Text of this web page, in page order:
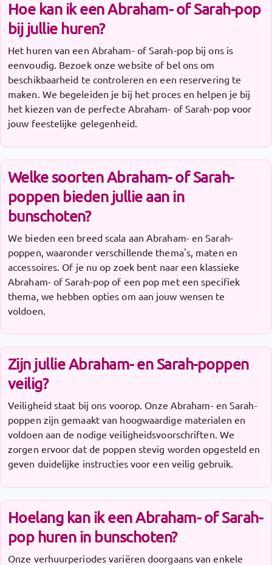
Hoe kan ik een Abraham- of Sarah-pop
bij jullie huren?
Het huren van een Abraham- of Sarah-pop bij ons is
eenvoudig. Bezoek onze website of bel ons om
beschikbaarheid te controleren en een reservering te
maken. We begeleiden je bij het proces en helpen je bij
het kiezen van de perfecte Abraham- of Sarah-pop voor
jouw feestelijke gelegenheid.
Welke soorten Abraham- of Sarah-
poppen bieden jullie aan in
bunschoten?
We bieden een breed scala aan Abraham- en Sarah-
poppen, waaronder verschillende thema's, maten en
accessoires. Of je nu op zoek bent naar een klassieke
Abraham- of Sarah-pop of een pop met een specifiek
thema, we hebben opties om aan jouw wensen te
voldoen.
Zijn jullie Abraham- en Sarah-poppen
veilig?
Veiligheid staat bij ons voorop. Onze Abraham- en Sarah-
poppen zijn gemaakt van hoogwaardige materialen en
voldoen aan de nodige veiligheidsvoorschriften. We
zorgen ervoor dat de poppen stevig worden opgesteld en
geven duidelijke instructies voor een veilig gebruik.
Hoelang kan ik een Abraham- of Sarah-
pop huren in bunschoten?
Onze verhuurperiodes variëren doorgaans van enkele